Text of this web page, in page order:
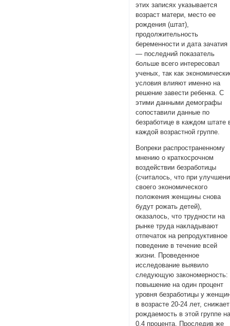
этих записях указывается
возраст матери, место ее
рождения (штат),
продолжительность
беременности и дата зачатия
— последний показатель
больше всего интересовал
ученых, так как
условия влияют именно на
решение завести ребенка. С
этими данными демографы
сопоставили данные по
безработице в каждом штате
каждой возрастной группе.
Вопреки распространенному
мнению о краткосрочном
воздействии безработицы
(считалось, что при
своего экономического
положения женщины снова
будут рожать детей),
оказалось, что трудности на
рынке труда накладывают
отпечаток на репродуктивное
поведение в течение всей
жизни. Проведенное
исследование выявило
следующую закономерность:
повышение на один процент
уровня безработицы у
в возрасте 20-24 лет, снижает
рождаемость в этой группе
0,4 процента. Проследив же